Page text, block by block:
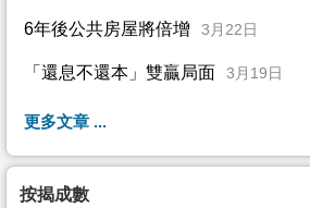
6年後公共房屋將倍增 3月22日
「還息不還本」雙贏局面 3月19日
更多文章 ...
按揭成數